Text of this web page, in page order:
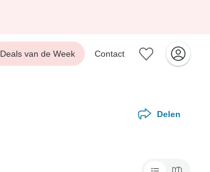
Deals van de Week Contact
Delen